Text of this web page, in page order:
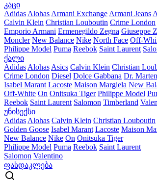
კაცი
Adidas Alohas Armani Exchange Armani Jeans
Calvin Klein Christian Louboutin Crime London
Emporio Armani Ermenegildo Zegna Giuseppe
Moncler New Balance Nike North Face Off-
Philippe Model Puma Reebok Saint Laurent
ქალი
Adidas Alohas Asics Calvin Klein Christian
Crime London Diesel Dolce Gabbana Dr.
Isabel Marant Lacoste Maison Margiela New
Off-White On Onitsuka Tiger Philippe Model
Reebok Saint Laurent Salomon Timberland
უნისექსი
Adidas Alohas Calvin Klein Christian Louboutin
Golden Goose Isabel Marant Lacoste Maison
New Balance Nike On Onitsuka Tiger
Philippe Model Puma Reebok Saint Laurent
Salomon Valentino
ფასდაკლება